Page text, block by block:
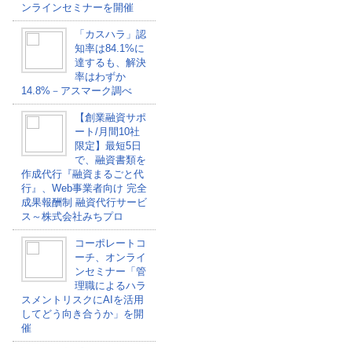
ンラインセミナーを開催
「カスハラ」認
知率は84.1%に
達するも、解決
率はわずか
14.8%－アスマーク調べ
【創業融資サポ
ート/月間10社
限定】最短5日
で、融資書類を
作成代行『融資まるごと代
行』、Web事業者向け 完全
成果報酬制 融資代行サービ
ス～株式会社みちプロ
コーポレートコ
ーチ、オンライ
ンセミナー「管
理職によるハラ
スメントリスクにAIを活用
してどう向き合うか」を開
催